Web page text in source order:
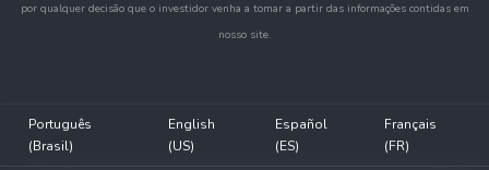
por qualquer decisão que o investidor venha a tomar a partir das informações contidas em
nosso site.
Português
(Brasil)
English
(US)
Español
(ES)
Français
(FR)